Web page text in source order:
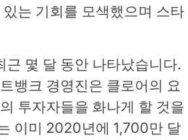
는 기회를 모색했으며 스타
몇 달 동안 나타났습니다.
뱅크 경영진은 클로어의 요
투자자들을 화나게 할 것을
이미 2020년에 1,700만 달